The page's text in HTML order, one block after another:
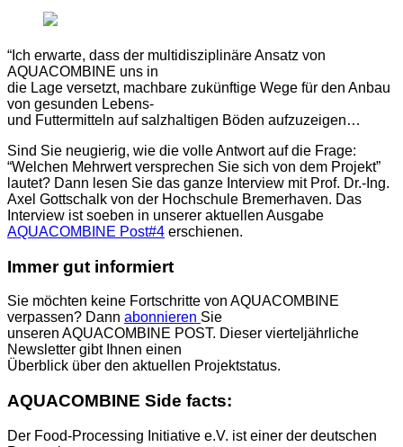
“Ich erwarte, dass der multidisziplinäre Ansatz von
AQUACOMBINE uns in
die Lage versetzt, machbare zukünftige Wege für den Anbau
von gesunden Lebens-
und Futtermitteln auf salzhaltigen Böden aufzuzeigen…
Sind Sie neugierig, wie die volle Antwort auf die Frage:
“Welchen Mehrwert versprechen Sie sich von dem Projekt”
lautet? Dann lesen Sie das ganze Interview mit Prof. Dr.-Ing.
Axel Gottschalk von der Hochschule Bremerhaven. Das
Interview ist soeben in unserer aktuellen Ausgabe
AQUACOMBINE Post#4 erschienen.
Immer gut informiert
Sie möchten keine Fortschritte von AQUACOMBINE
verpassen? Dann abonnieren Sie
unseren AQUACOMBINE POST. Dieser vierteljährliche
Newsletter gibt Ihnen einen
Überblick über den aktuellen Projektstatus.
AQUACOMBINE Side facts:
Der Food-Processing Initiative e.V. ist einer der deutschen